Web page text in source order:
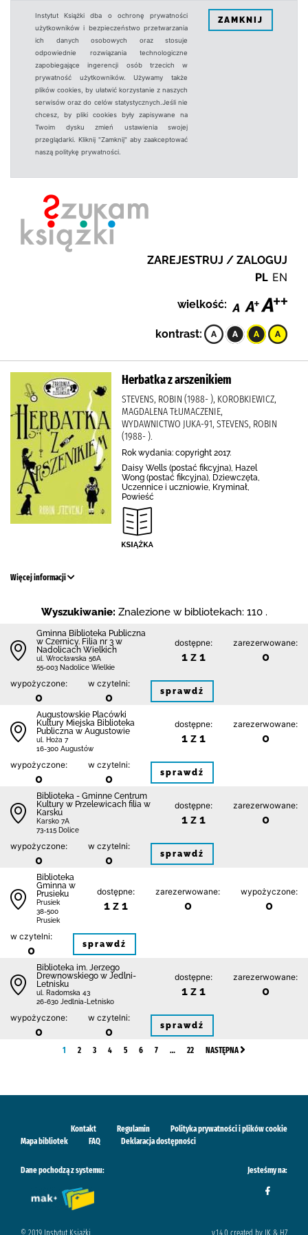
Instytut Książki dba o ochronę prywatności
użytkowników i bezpieczeństwo przetwarzania
ich danych osobowych oraz stosuje
odpowiednie rozwiązania technologiczne
zapobiegające ingerencji osób trzecich w
prywatność użytkowników. Używamy także
plików cookies, by ułatwić korzystanie z naszych
serwisów oraz do celów statystycznych.Jeśli nie
chcesz, by pliki cookies były zapisywane na
Twoim dysku zmień ustawienia swojej
przeglądarki. Kliknij "Zamknij" aby zaakceptować
naszą politykę prywatności.
ZAMKNIJ
ZAREJESTRUJ / ZALOGUJ
PL EN
wielkość:
kontrast:
Herbatka z arszenikiem
STEVENS, ROBIN (1988- ), KOROBKIEWICZ,
MAGDALENA TŁUMACZENIE,
WYDAWNICTWO JUKA-91, STEVENS, ROBIN
(1988- ).
Rok wydania: copyright 2017.
Daisy Wells (postać fikcyjna), Hazel
Wong (postać fikcyjna), Dziewczęta,
Uczennice i uczniowie, Kryminał,
Powieść
Więcej informacji
Wyszukiwanie: Znalezione w bibliotekach: 110 .
Gminna Biblioteka Publiczna
w Czernicy. Filia nr 3 w
Nadolicach Wielkich
ul. Wrocławska 56A
55-003 Nadolice Wielkie
dostępne:
1 z 1
zarezerwowane:
0
wypożyczone:
0
w czytelni:
0 sprawdź
Augustowskie Placówki
Kultury Miejska Biblioteka
Publiczna w Augustowie
ul. Hoża 7
16-300 Augustów
dostępne:
1 z 1
zarezerwowane:
0
wypożyczone:
0
w czytelni:
0 sprawdź
Biblioteka - Gminne Centrum
Kultury w Przelewicach filia w
Karsku
Karsko 7A
73-115 Dolice
dostępne:
1 z 1
zarezerwowane:
0
wypożyczone:
0
w czytelni:
0 sprawdź
Biblioteka
Gminna w
Prusieku
Prusiek
38-500
Prusiek
dostępne:
1 z 1
zarezerwowane:
0
wypożyczone:
0
w czytelni:
0 sprawdź
Biblioteka im. Jerzego
Drewnowskiego w Jedlni-
Letnisku
ul. Radomska 43
26-630 Jedlnia-Letnisko
dostępne:
1 z 1
zarezerwowane:
0
wypożyczone:
0
w czytelni:
0 sprawdź
1 2 3 4 5 6 7 … 22 NASTĘPNA
Kontakt Regulamin
Polityka prywatności i plików cookie
Mapa bibliotek
FAQ Deklaracja dostępności
Dane pochodzą z systemu: Jesteśmy na:
© 2019 Instytut Książki v.1.4.0 created by IK & H7